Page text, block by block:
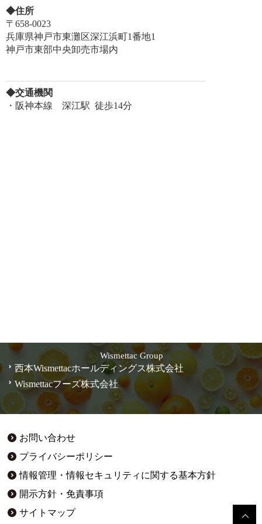
◆住所
〒658-0023
兵庫県神戸市東灘区深江浜町1番地1
神戸市東部中央卸売市場内
◆交通機関
・阪神本線 深江駅 徒歩14分
Wismettac Group
西本Wismettacホールディングス株式会社
Wismettacフーズ株式会社
お問い合わせ
プライバシーポリシー
情報管理・情報セキュリティに関する基本方針
開示方針・免責事項
サイトマップ